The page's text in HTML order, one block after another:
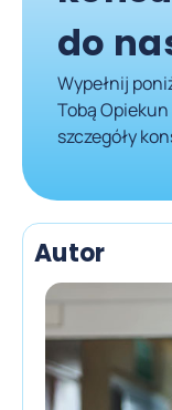
do
Wypełnij
Tobą
szczegóły
Autor